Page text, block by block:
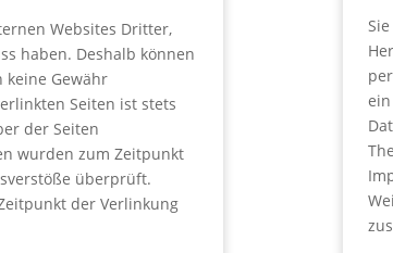
Websites Dritter,
haben. Deshalb können
Gewähr
Seiten ist stets
der Seiten
wurden zum Zeitpunkt
überprüft.
der Verlinkung